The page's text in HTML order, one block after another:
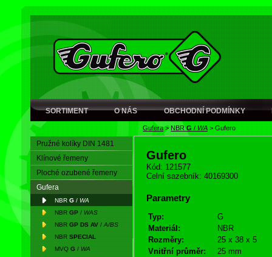
SORTIMENT O NÁS OBCHODNÍ PODMÍNKY
Gufera> NBRG / WA > Gufero
Pružné kolíky DIN 1481
Klínové řemeny
Ploché ozubené řemeny
Gufera
NBR G / WA
NBR GP / WAS
NBR GP DS AV / A/BS
NBR SPECIAL
MVQ G / WA
Gufero
Kód: 121577
Celní sazebník: 40169300
Parametry
Typ:
G
Materiál:
NBR
Rozměry:
25 x 38 x 5
Vnitřní průměr:
25 mm